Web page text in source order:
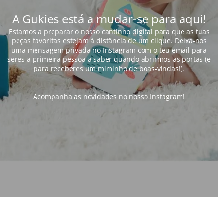
A Gukies está a mudar-se para aqui!
Estamos a preparar o nosso cantinho digital para que as tuas
peças favoritas estejam à distância de um clique. Deixa-nos
uma mensagem privada no Instagram com o teu email para
seres a primeira pessoa a saber quando abrirmos as portas (e
para receberes um miminho de boas-vindas!).
Acompanha as novidades no nosso Instagram!